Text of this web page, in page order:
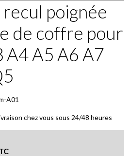
poignée
de coffre pour
A4 A5 A6 A7
A01
chez vous sous 24/48 heures